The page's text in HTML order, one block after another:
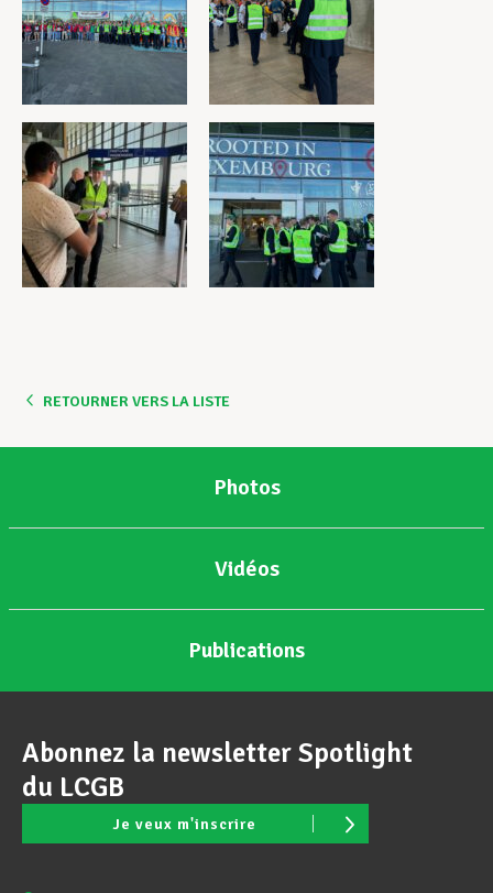
RETOURNER VERS LA LISTE
Photos
Vidéos
Publications
Abonnez la newsletter Spotlight
du LCGB
Je veux m'inscrire